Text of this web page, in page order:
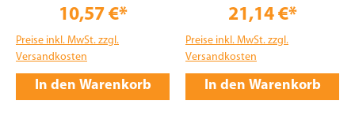
10,57 €*
Preise inkl. MwSt. zzgl.
Versandkosten
In den Warenkorb
21,14 €*
Preise inkl. MwSt. zzgl.
Versandkosten
In den Warenkorb